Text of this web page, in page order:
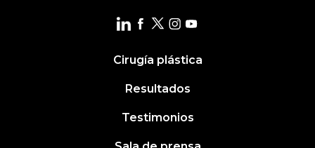
Cirugía plástica
Resultados
Testimonios